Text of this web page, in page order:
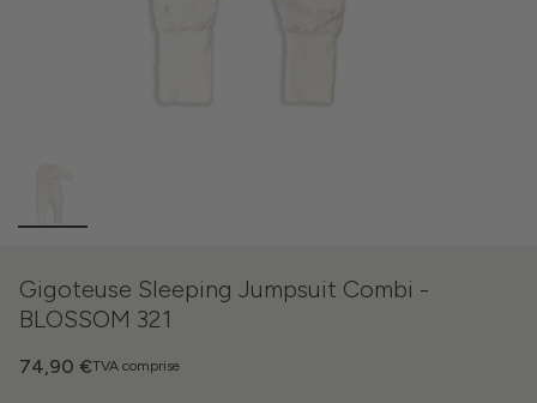
Gigoteuse Sleeping Jumpsuit Combi -
BLOSSOM 321
TVA comprise
74,90 €